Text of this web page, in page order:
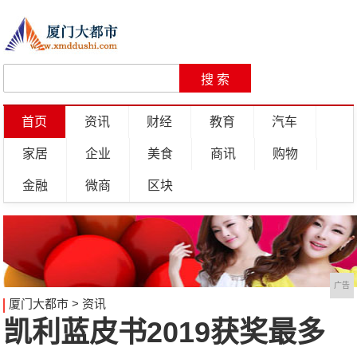
首页 资讯 财经 教育 汽车
家居 企业 美食 商讯 购物
金融 微商 区块
广告
厦门大都市> 资讯
凯利蓝皮书2019获奖最多